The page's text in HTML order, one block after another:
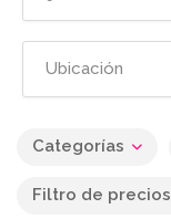
Categorías
Filtro de precios